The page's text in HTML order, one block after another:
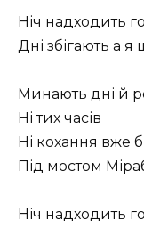
Ніч надходить
Дні збігають а я
Минають дні й
Ні тих часів
Ні кохання вже
Під мостом
Ніч надходить